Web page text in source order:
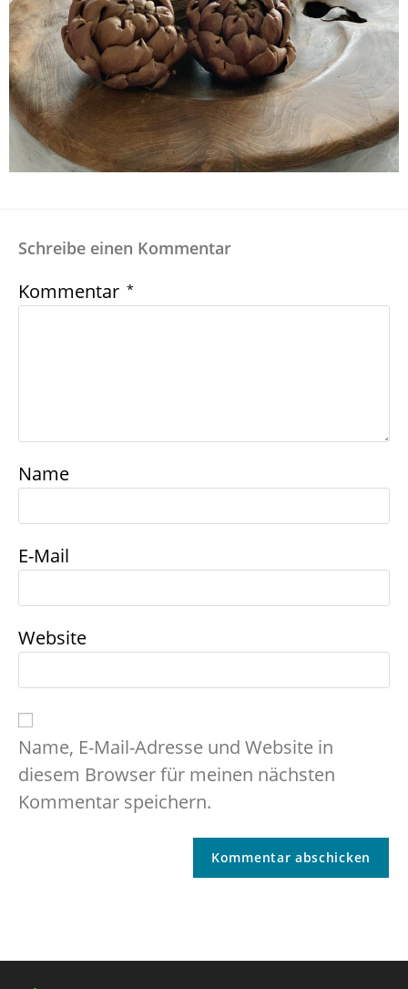
Schreibe einen Kommentar
Kommentar *
Name
E-Mail
Website
Name, E-Mail-Adresse und Website in
diesem Browser für meinen nächsten
Kommentar speichern.